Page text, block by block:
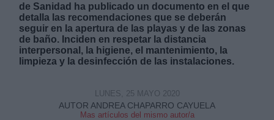
de Sanidad ha publicado un documento en el que
detalla las recomendaciones que se deberán
seguir en la apertura de las playas y de las zonas
de baño. Inciden en respetar la distancia
interpersonal, la higiene, el mantenimiento, la
limpieza y la desinfección de las instalaciones.
AUTOR ANDREA CHAPARRO CAYUELA
Mas artículos del mismo autor/a
LUNES, 25 MAYO 2020